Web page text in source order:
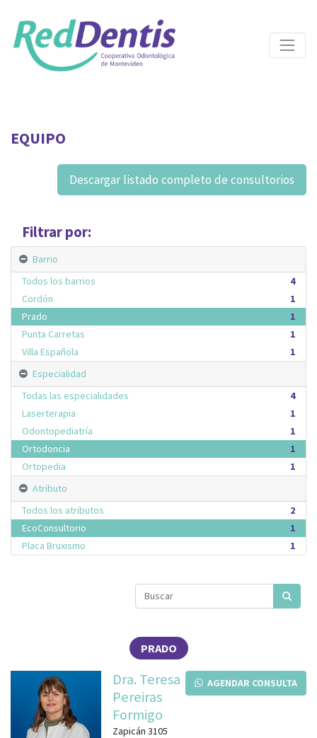
EQUIPO
Descargar listado completo de consultorios
Filtrar por:
Barrio
4
Todos los barrios
1
Cordón
1
Prado
1
Punta Carretas
1
Villa Española
Especialidad
4
Todas las especialidades
1
Laserterapia
1
Odontopediatría
1
Ortodoncia
1
Ortopedia
Atributo
2
Todos los atributos
1
EcoConsultorio
1
Placa Bruxismo
PRADO
AGENDAR CONSULTA
Dra. Teresa
Pereiras
Formigo
Zapicán 3105